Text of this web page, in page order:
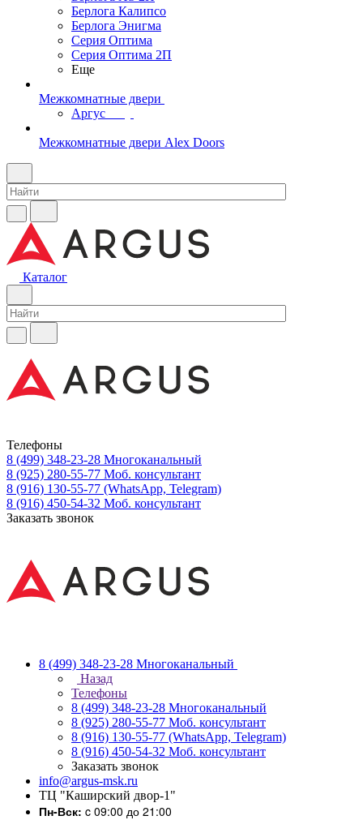
Берлога Калипсо
Берлога Энигма
Серия Оптима
Серия Оптима 2П
Еще
Межкомнатные двери
Аргус
Межкомнатные двери Alex Doors
Каталог
Телефоны
8 (499) 348-23-28 Многоканальный
8 (925) 280-55-77 Моб. консультант
8 (916) 130-55-77 (WhatsApp, Telegram)
8 (916) 450-54-32 Моб. консультант
Заказать звонок
8 (499) 348-23-28 Многоканальный
Назад
Телефоны
8 (499) 348-23-28 Многоканальный
8 (925) 280-55-77 Моб. консультант
8 (916) 130-55-77 (WhatsApp, Telegram)
8 (916) 450-54-32 Моб. консультант
Заказать звонок
info@argus-msk.ru
ТЦ "Каширский двор-1"
Пн-Вск: c 09:00 до 21:00